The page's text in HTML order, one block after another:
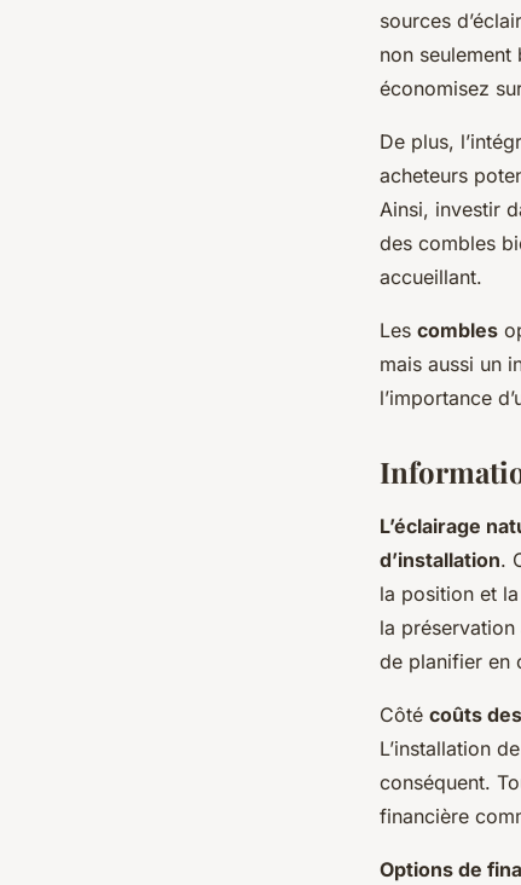
sources
non
économisez
De plus,
acheteurs
Ainsi, investir
des combles
accueillant.
Les combles
mais aussi un
l’importance
L’éclairage
d’installation.
la position et
la
de planifier en
Côté coûts
L’installation
conséquent.
financière
Options de